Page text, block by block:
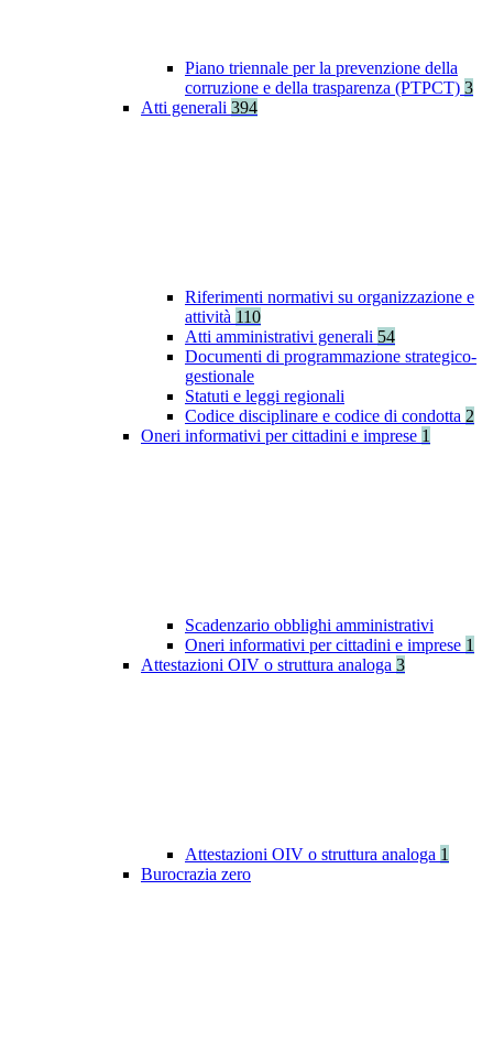
Piano triennale per la prevenzione della
corruzione e della trasparenza (PTPCT) 3
Atti generali 394
Riferimenti normativi su organizzazione e
attività 110
Atti amministrativi generali 54
Documenti di programmazione strategico-
gestionale
Statuti e leggi regionali
Codice disciplinare e codice di condotta 2
Oneri informativi per cittadini e imprese 1
Scadenzario obblighi amministrativi
Oneri informativi per cittadini e imprese 1
Attestazioni OIV o struttura analoga 3
Attestazioni OIV o struttura analoga 1
Burocrazia zero